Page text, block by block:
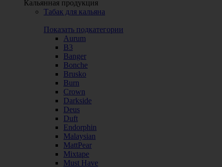
Кальянная продукция
Табак для кальяна
Показать подкатегории
Aurum
B3
Banger
Bonche
Brusko
Burn
Crown
Darkside
Deus
Duft
Endorphin
Malaysian
MattPear
Mixtape
Must Have